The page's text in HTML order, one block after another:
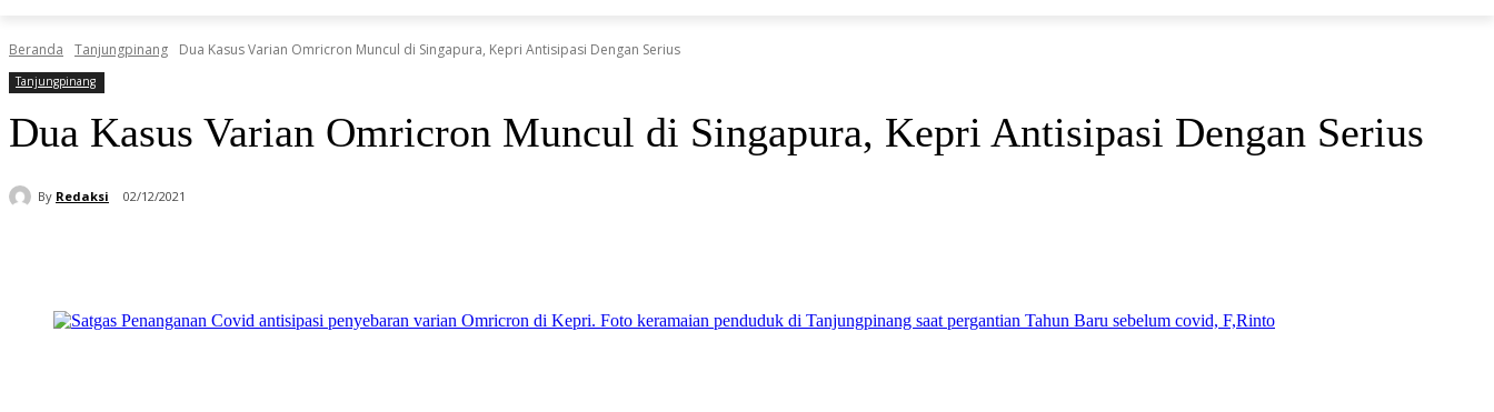
Beranda Tanjungpinang Dua Kasus Varian Omricron Muncul di Singapura, Kepri Antisipasi Dengan Serius
Tanjungpinang
Dua Kasus Varian Omricron Muncul di Singapura, Kepri Antisipasi Dengan Serius
By Redaksi 02/12/2021